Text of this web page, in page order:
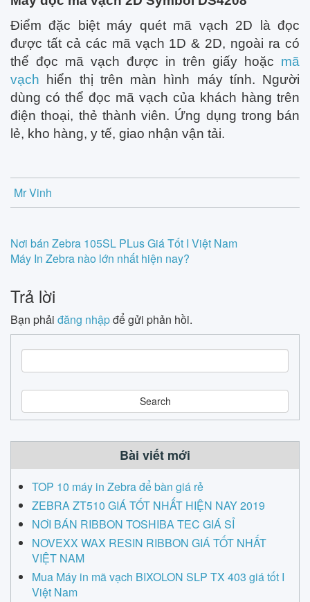
Điểm đặc biệt máy quét mã vạch 2D là đọc
được tất cả các mã vạch 1D & 2D, ngoài ra có
thể đọc mã vạch được in trên giấy hoặc mã
vạch hiển thị trên màn hình máy tính. Người
dùng có thể đọc mã vạch của khách hàng trên
điện thoại, thẻ thành viên. Ứng dụng trong bán
lẻ, kho hàng, y tế, giao nhận vận tải.
Mr Vinh
Post
navigation
Nơi bán Zebra 105SL PLus Giá Tốt I Việt Nam
Máy In Zebra nào lớn nhất hiện nay?
Trả lời
Bạn phải đăng nhậpđể gửi phản hồi.
e
a
r
c
Bài viết mới
TOP 10 máy in Zebra để bàn giá rẻ
ZEBRA ZT510 GIÁ TỐT NHẤT HIỆN NAY 2019
NƠI BÁN RIBBON TOSHIBA TEC GIÁ SỈ
NOVEXX WAX RESIN RIBBON GIÁ TỐT NHẤT
VIỆT NAM
Mua Máy in mã vạch BIXOLON SLP TX 403 giá tốt I
Việt Nam